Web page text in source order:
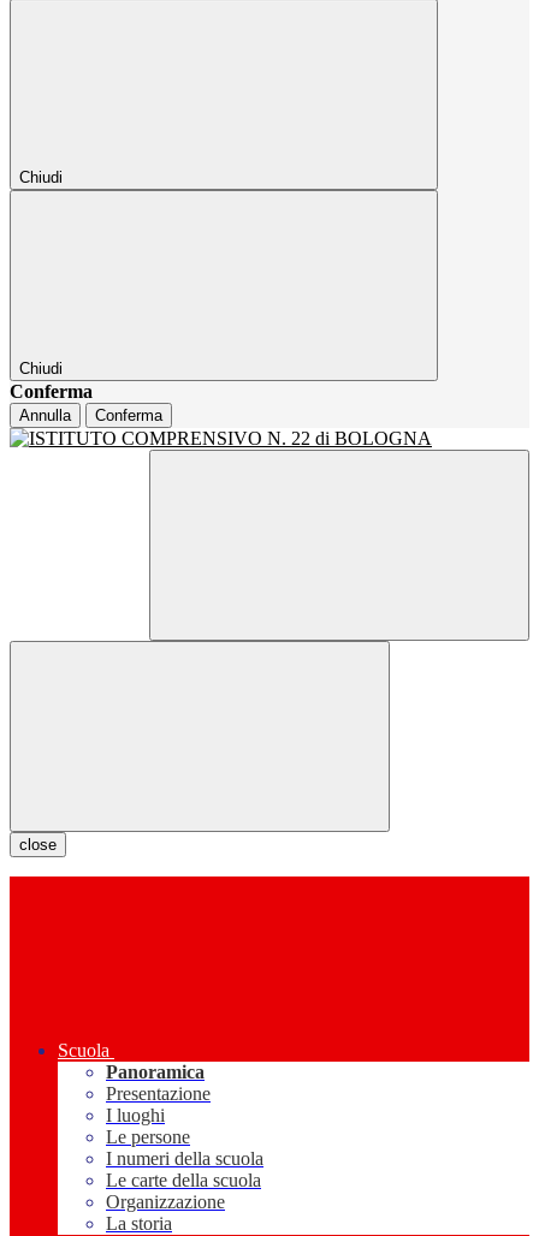
Chiudi
Chiudi
Conferma
Annulla Conferma
close
Scuola
Panoramica
Presentazione
I luoghi
Le persone
I numeri della scuola
Le carte della scuola
Organizzazione
La storia